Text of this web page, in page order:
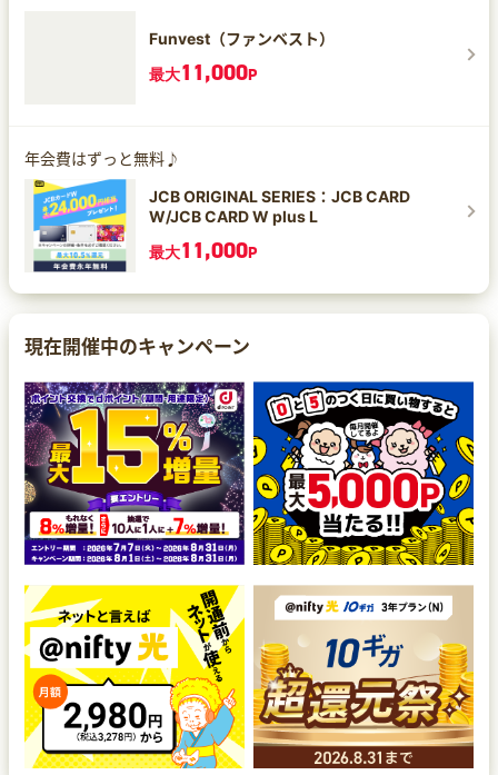
Funvest（ファンベスト）
最大11,000P
年会費はずっと無料♪
JCB ORIGINAL SERIES：JCB CARD
W/JCB CARD W plus L
最大11,000P
現在開催中のキャンペーン